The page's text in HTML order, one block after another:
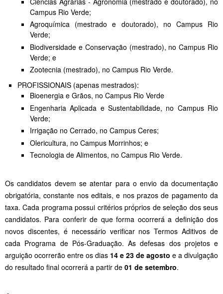
Campus Rio Verde;
Agroquímica (mestrado e doutorado), no Campus Rio
Verde;
Biodiversidade e Conservação (mestrado), no Campus Rio
Verde; e
Zootecnia (mestrado), no Campus Rio Verde.
PROFISSIONAIS (apenas mestrados):
Bioenergia e Grãos, no Campus Rio Verde
Engenharia Aplicada e Sustentabilidade, no Campus Rio
Verde;
Irrigação no Cerrado, no Campus Ceres;
Olericultura, no Campus Morrinhos; e
Tecnologia de Alimentos, no Campus Rio Verde.
Os candidatos devem se atentar para o envio da documentação
obrigatória, constante nos editais, e nos prazos de pagamento da
taxa. Cada programa possui critérios próprios de seleção dos seus
candidatos. Para conferir de que forma ocorrerá a definição dos
novos discentes, é necessário verificar nos Termos Aditivos de
cada Programa de Pós-Graduação. As defesas dos projetos e
arguição ocorrerão entre os dias 14 e 23 de agosto e a divulgação
do resultado final ocorrerá a partir de 01 de setembro.